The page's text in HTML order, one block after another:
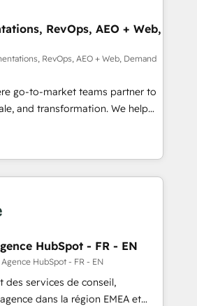
実行します。 ▸ CMS戦略設
・CVR・SEOを前提にした情報設
プレート設計をContent Hubで一体
MAからの移行支援：Salesforce・
からの移行、カスタム設計、履歴
まで。 ▸ AEO対応：ChatGPT・
100incを選ぶの
パートナー認定 ✓ HubSpotアワ
ダー ✓ ISO27001:2022 /
現
adoption. 📈 Revenue
via Point Success Media. -
of Breeze AI and custom agents
deep HIPAA-compliance
RevOps, AEO + Web,
RevOps, AEO + Web, Demand
go-to-market teams partner to
and transformation. We help
HubSpot’s AI-powered
operationalize HubSpot’s
through expert-led
and purpose-built apps,
Drive pipeline with inbound,
👩‍💻Web Design:
websites with UX, messaging,
that drive results. 🤖AI
HubSpot - FR - EN
HubSpot - FR - EN
des services de conseil,
dans la région EMEA et